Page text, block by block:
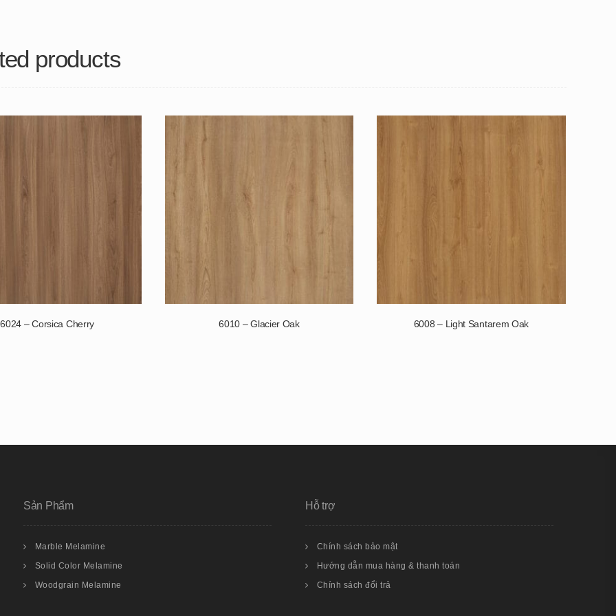
products
6024 – Corsica Cherry 6010 – Glacier Oak 6008 – Light Santarem Oak
Sản Phẩm
Marble Melamine
Solid Color Melamine
Woodgrain Melamine
Hỗ trợ
Chính sách bảo mật
Hướng dẫn mua hàng & thanh toán
Chính sách đổi trả